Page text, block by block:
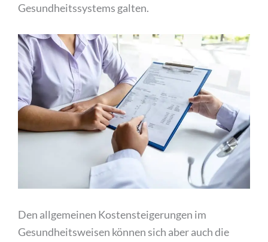
Gesundheitssystems galten.
Den allgemeinen Kostensteigerungen im
Gesundheitsweisen können sich aber auch die